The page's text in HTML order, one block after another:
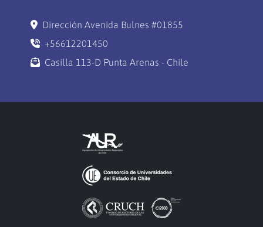
Dirección Avenida Bulnes #01855
+56612201450
Casilla 113-D Punta Arenas - Chile